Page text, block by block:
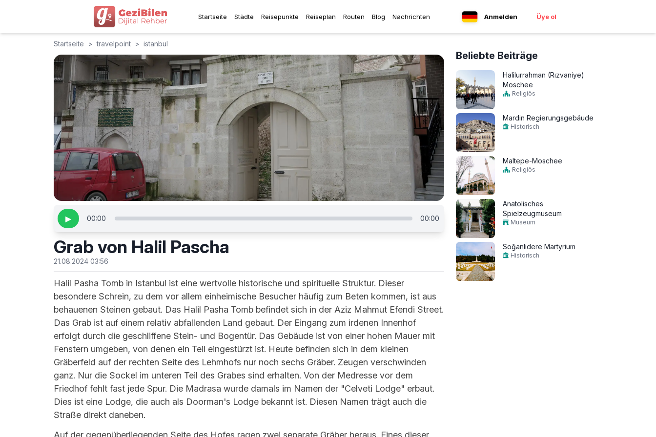
Startseite Städte Reisepunkte Reiseplan Routen Blog Nachrichten Anmelden Üye ol
Startseite > travelpoint > istanbul
▶ 00:00 00:00
Grab von Halil Pascha
21.08.2024 03:56
Halil Pasha Tomb in Istanbul ist eine wertvolle historische und spirituelle Struktur. Dieser
besondere Schrein, zu dem vor allem einheimische Besucher häufig zum Beten kommen, ist aus
behauenen Steinen gebaut. Das Halil Pasha Tomb befindet sich in der Aziz Mahmut Efendi Street.
Das Grab ist auf einem relativ abfallenden Land gebaut. Der Eingang zum irdenen Innenhof
erfolgt durch die geschliffene Stein- und Bogentür. Das Gebäude ist von einer hohen Mauer mit
Fenstern umgeben, von denen ein Teil eingestürzt ist. Heute befinden sich in dem kleinen
Gräberfeld auf der rechten Seite des Lehmhofs nur noch sechs Gräber. Zeugen verschwinden
ganz. Nur die Sockel im unteren Teil des Grabes sind erhalten. Von der Medresse vor dem
Friedhof fehlt fast jede Spur. Die Madrasa wurde damals im Namen der "Celveti Lodge" erbaut.
Dies ist eine Lodge, die auch als Doorman's Lodge bekannt ist. Diesen Namen trägt auch die
Straße direkt daneben.
Beliebte Beiträge
Halilurrahman (Rızvaniye)
Moschee
Religiös
Mardin Regierungsgebäude
Historisch
Maltepe-Moschee
Religiös
Anatolisches
Spielzeugmuseum
Museum
Soğanlidere Martyrium
Historisch